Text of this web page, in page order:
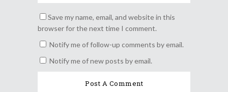
Save my name, email, and website in this
browser for the next time I comment.
Notify me of follow-up comments by email.
Notify me of new posts by email.